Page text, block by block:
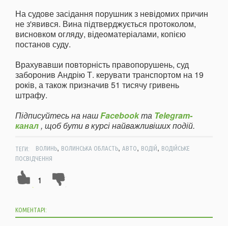
На судове засідання порушник з невідомих причин
не з'явився. Вина підтверджується протоколом,
висновком огляду, відеоматеріалами, копією
постанов суду.
Врахувавши повторність правопорушень, суд
заборонив Андрію Т. керувати транспортом на 19
років, а також призначив 51 тисячу гривень
штрафу.
Підписуйтесь на нашFacebookта Telegram-
канал, щоб бути в курсі найважливіших подій.
ТЕГИ: ВОЛИНЬ, ВОЛИНСЬКА ОБЛАСТЬ, АВТО, ВОДІЙ, ВОДІЙСЬКЕ
ПОСВІДЧЕННЯ
1
КОМЕНТАРІ: